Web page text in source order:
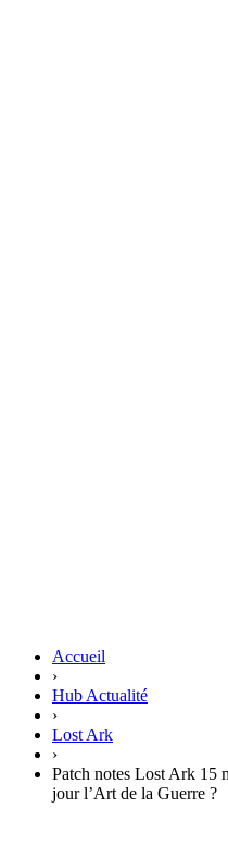
Accueil
›
Hub Actualité
›
Lost Ark
›
Patch notes Lost Ark 15
jour l’Art de la Guerre ?